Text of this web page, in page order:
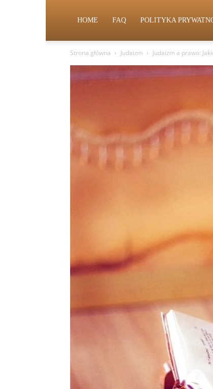
HOME FAQ POLITYKA
Strona główna Judaizm Judaizm a prawo: